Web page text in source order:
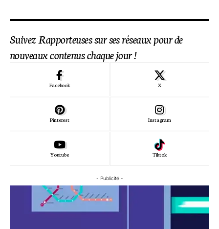
Suivez Rapporteuses sur ses réseaux pour de
nouveaux contenus chaque jour !
Facebook X
Pinterest Instagram
Youtube Tiktok
- Publicité -